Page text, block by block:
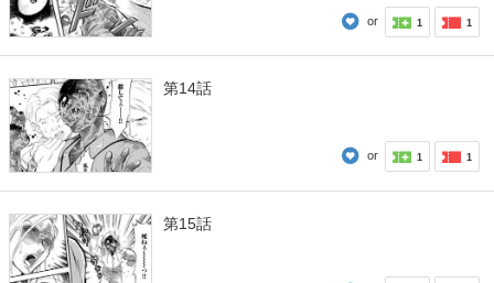
or 1 1
第14話
or 1 1
第15話